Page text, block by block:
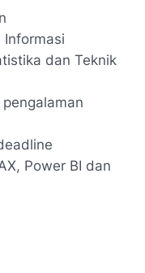
Informasi
dan Teknik
Power BI dan